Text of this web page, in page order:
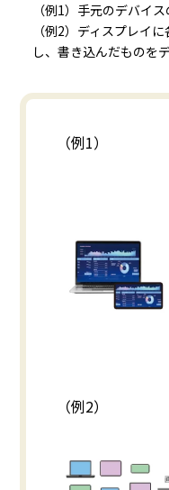
（例1）手元のデバイ
（例2）ディスプレイ
し、書き込んだものを
（例1）
（例2）